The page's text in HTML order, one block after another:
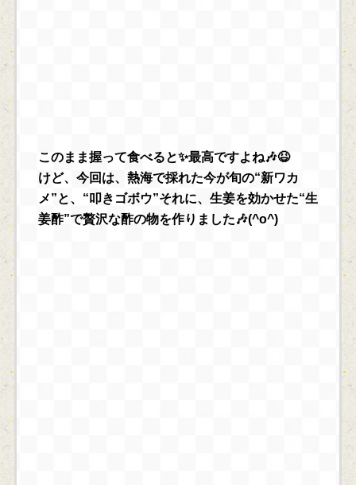
このまま握って食べると✨最高ですよね🎶😆
けど、今回は、熱海で採れた今が旬の“新ワカ
メ”と、“叩きゴボウ”それに、生姜を効かせた“生
姜酢”で贅沢な酢の物を作りました🎶(^o^)